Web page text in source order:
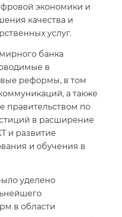
экономики и
качества и
услуг.
банка
в
реформы, в том
а также
по
в расширение
и развитие
и обучения в
уделено
в области